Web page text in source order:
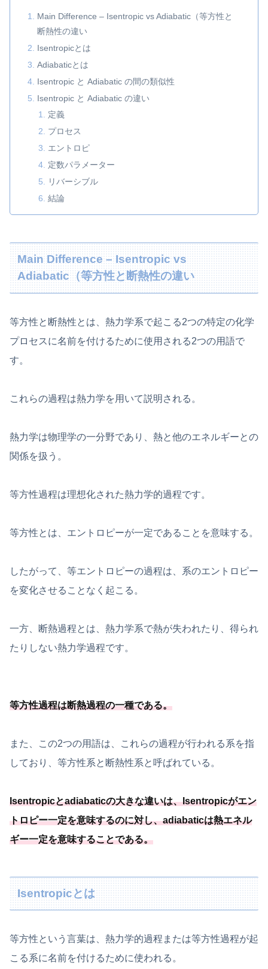
Main Difference – Isentropic vs Adiabatic（等方性と
断熱性の違い
Isentropicとは
Adiabaticとは
Isentropic と Adiabatic の間の類似性
Isentropic と Adiabatic の違い
定義
プロセス
エントロピ
定数パラメーター
リバーシブル
結論
Main Difference – Isentropic vs
Adiabatic（等方性と断熱性の違い
等方性と断熱性とは、熱力学系で起こる2つの特定の化学
プロセスに名前を付けるために使用される2つの用語で
す。
これらの過程は熱力学を用いて説明される。
熱力学は物理学の一分野であり、熱と他のエネルギーとの
関係を扱う。
等方性過程は理想化された熱力学的過程です。
等方性とは、エントロピーが一定であることを意味する。
したがって、等エントロピーの過程は、系のエントロピー
を変化させることなく起こる。
一方、断熱過程とは、熱力学系で熱が失われたり、得られ
たりしない熱力学過程です。
等方性過程は断熱過程の一種である。
また、この2つの用語は、これらの過程が行われる系を指
しており、等方性系と断熱性系と呼ばれている。
Isentropicとadiabaticの大きな違いは、Isentropicがエン
トロピー一定を意味するのに対し、adiabaticは熱エネル
ギー一定を意味することである。
Isentropicとは
等方性という言葉は、熱力学的過程または等方性過程が起
こる系に名前を付けるために使われる。